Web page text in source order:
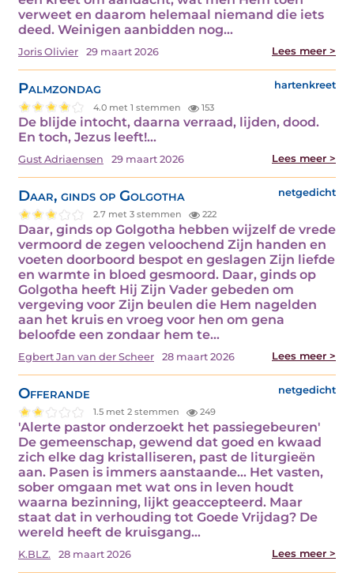
verweet en daarom helemaal niemand die iets
deed. Weinigen aanbidden nog…
Joris Olivier 29 maart 2026 Lees meer >
Palmzondag hartenkreet
4.0 met 1 stemmen 153
De blijde intocht, daarna verraad, lijden, dood.
En toch, Jezus leeft!…
Gust Adriaensen 29 maart 2026 Lees meer >
Daar, ginds op Golgotha netgedicht
2.7 met 3 stemmen 222
Daar, ginds op Golgotha hebben wijzelf de vrede
vermoord de zegen veloochend Zijn handen en
voeten doorboord bespot en geslagen Zijn liefde
en warmte in bloed gesmoord. Daar, ginds op
Golgotha heeft Hij Zijn Vader gebeden om
vergeving voor Zijn beulen die Hem nagelden
aan het kruis en vroeg voor hen om gena
beloofde een zondaar hem te…
Egbert Jan van der Scheer 28 maart 2026 Lees meer >
Offerande netgedicht
1.5 met 2 stemmen 249
'Alerte pastor onderzoekt het passiegebeuren'
De gemeenschap, gewend dat goed en kwaad
zich elke dag kristalliseren, past de liturgieën
aan. Pasen is immers aanstaande... Het vasten,
sober omgaan met wat ons in leven houdt
waarna bezinning, lijkt geaccepteerd. Maar
staat dat in verhouding tot Goede Vrijdag? De
wereld heeft de kruisgang…
K.BLZ. 28 maart 2026 Lees meer >